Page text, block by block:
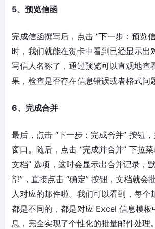
5、预览信函
完成信函撰写后，点击 “下一步：预览
时，我们就能在贺卡中看到已经显示出
写信人名称了，通过预览可以直观地查
果，检查是否存在信息错误或者格式问
6、完成合并
最后，点击 “下一步：完成合并” 按钮
窗口。随后，点击 “完成并合并” 下拉
文档” 选项，这时会显示出合并记录，
部”，直接点击 “确定” 按钮，文档就会
人对应的邮件啦。我们可以看到，每个
都是不同的，都是对应 Excel 信息模板
息，完全实现了个性化的批量邮件处理。